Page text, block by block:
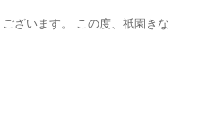
ざいます。 この度、祇園きな